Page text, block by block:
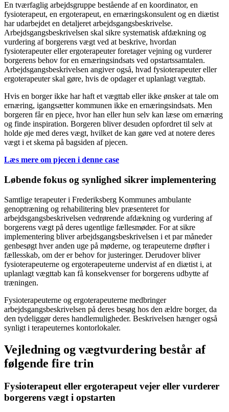
En tværfaglig arbejdsgruppe bestående af en koordinator, en
fysioterapeut, en ergoterapeut, en ernæringskonsulent og en diætist
har udarbejdet en detaljeret arbejdsgangsbeskrivelse.
Arbejdsgangsbeskrivelsen skal sikre systematisk afdækning og
vurdering af borgerens vægt ved at beskrive, hvordan
fysioterapeuter eller ergoterapeuter foretager vejning og vurderer
borgerens behov for en ernæringsindsats ved opstartssamtalen.
Arbejdsgangsbeskrivelsen angiver også, hvad fysioterapeuter eller
ergoterapeuter skal gøre, hvis de opdager et uplanlagt vægttab.
Hvis en borger ikke har haft et vægttab eller ikke ønsker at tale om
ernæring, igangsætter kommunen ikke en ernæringsindsats. Men
borgeren får en pjece, hvor han eller hun selv kan læse om ernæring
og finde inspiration. Borgeren bliver desuden opfordret til selv at
holde øje med deres vægt, hvilket de kan gøre ved at notere deres
vægt i et skema på bagsiden af pjecen.
Læs mere om pjecen i denne case
Løbende fokus og synlighed sikrer implementering
Samtlige terapeuter i Frederiksberg Kommunes ambulante
genoptræning og rehabilitering blev præsenteret for
arbejdsgangsbeskrivelsen vedrørende afdækning og vurdering af
borgerens vægt på deres ugentlige fællesmøder. For at sikre
implementering bliver arbejdsgangsbeskrivelsen i et par måneder
genbesøgt hver anden uge på møderne, og terapeuterne drøfter i
fællesskab, om der er behov for justeringer. Derudover bliver
fysioterapeuterne og ergoterapeuterne undervist af en diætist i, at
uplanlagt vægttab kan få konsekvenser for borgerens udbytte af
træningen.
Fysioterapeuterne og ergoterapeuterne medbringer
arbejdsgangsbeskrivelsen på deres besøg hos den ældre borger, da
den tydeliggør deres handlemuligheder. Beskrivelsen hænger også
synligt i terapeuternes kontorlokaler.
Vejledning og vægtvurdering består af
følgende fire trin
Fysioterapeut eller ergoterapeut vejer eller vurderer
borgerens vægt i opstarten